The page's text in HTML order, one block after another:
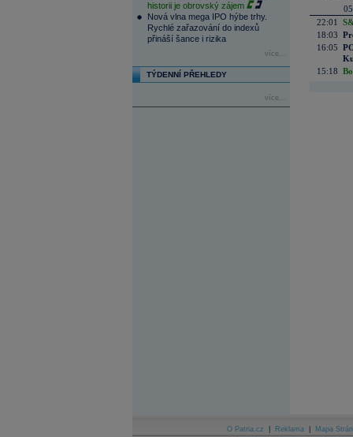
historii je obrovský zájem
Nová vlna mega IPO hýbe trhy.
Rychlé zařazování do indexů
přináší šance i rizika
více...
TÝDENNÍ PŘEHLEDY
více...
22:01
18:03
16:05
15:18
O Patria.cz Reklama Mapa